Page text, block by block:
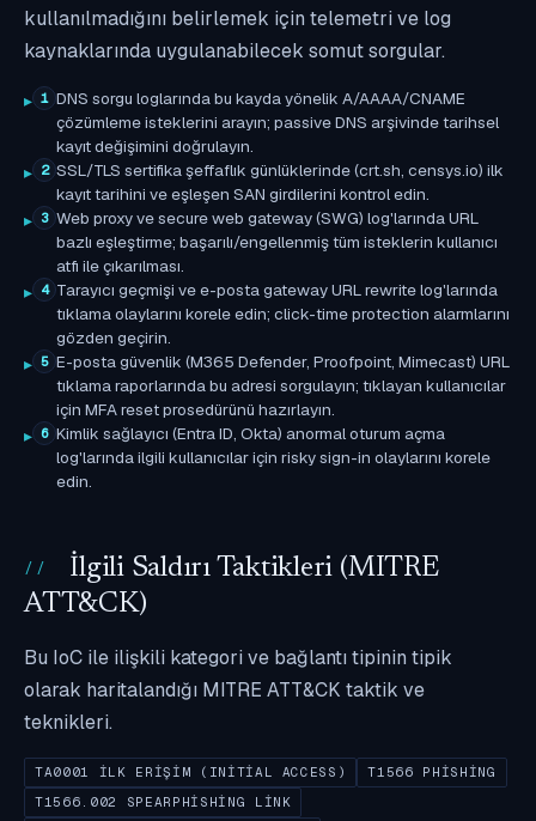
kullanılmadığını belirlemek için telemetri ve log
kaynaklarında uygulanabilecek somut sorgular.
1 DNS sorgu loglarında bu kayda yönelik A/AAAA/CNAME
çözümleme isteklerini arayın; passive DNS arşivinde tarihsel
kayıt değişimini doğrulayın.
2 SSL/TLS sertifika şeffaflık günlüklerinde (crt.sh, censys.io) ilk
kayıt tarihini ve eşleşen SAN girdilerini kontrol edin.
3 Web proxy ve secure web gateway (SWG) log'larında URL
bazlı eşleştirme; başarılı/engellenmiş tüm isteklerin kullanıcı
atfı ile çıkarılması.
4 Tarayıcı geçmişi ve e-posta gateway URL rewrite log'larında
tıklama olaylarını korele edin; click-time protection alarmlarını
gözden geçirin.
5 E-posta güvenlik (M365 Defender, Proofpoint, Mimecast) URL
tıklama raporlarında bu adresi sorgulayın; tıklayan kullanıcılar
için MFA reset prosedürünü hazırlayın.
6 Kimlik sağlayıcı (Entra ID, Okta) anormal oturum açma
log'larında ilgili kullanıcılar için risky sign-in olaylarını korele
edin.
İlgili Saldırı Taktikleri (MITRE
ATT&CK)
Bu IoC ile ilişkili kategori ve bağlantı tipinin tipik
olarak haritalandığı MITRE ATT&CK taktik ve
teknikleri.
TA0001 İLK ERIŞIM (INITIAL ACCESS)
T1566 PHISHING
T1566.002 SPEARPHISHING LINK